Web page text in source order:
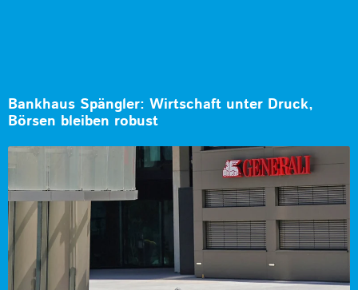
Bankhaus Spängler: Wirtschaft unter Druck,
Börsen bleiben robust